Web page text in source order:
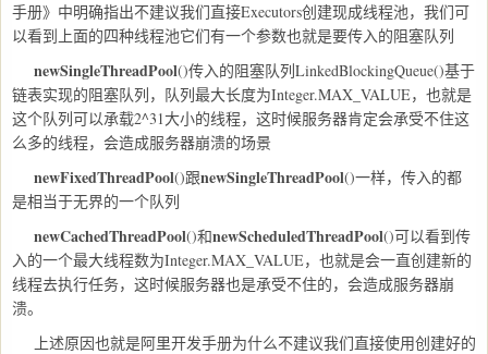
手册》中明确指出不建议我们直接Executors创建现成线程池，我们可
以看到上面的四种线程池它们有一个参数也就是要传入的阻塞队列
newSingleThreadPool()传入的阻塞队列LinkedBlockingQueue()基于
链表实现的阻塞队列，队列最大长度为Integer.MAX_VALUE，也就是
这个队列可以承载2^31大小的线程，这时候服务器肯定会承受不住这
么多的线程，会造成服务器崩溃的场景
newFixedThreadPool()跟newSingleThreadPool()一样，传入的都
是相当于无界的一个队列
newCachedThreadPool()和newScheduledThreadPool()可以看到传
入的一个最大线程数为Integer.MAX_VALUE，也就是会一直创建新的
线程去执行任务，这时候服务器也是承受不住的，会造成服务器崩
溃。
上述原因也就是阿里开发手册为什么不建议我们直接使用创建好的